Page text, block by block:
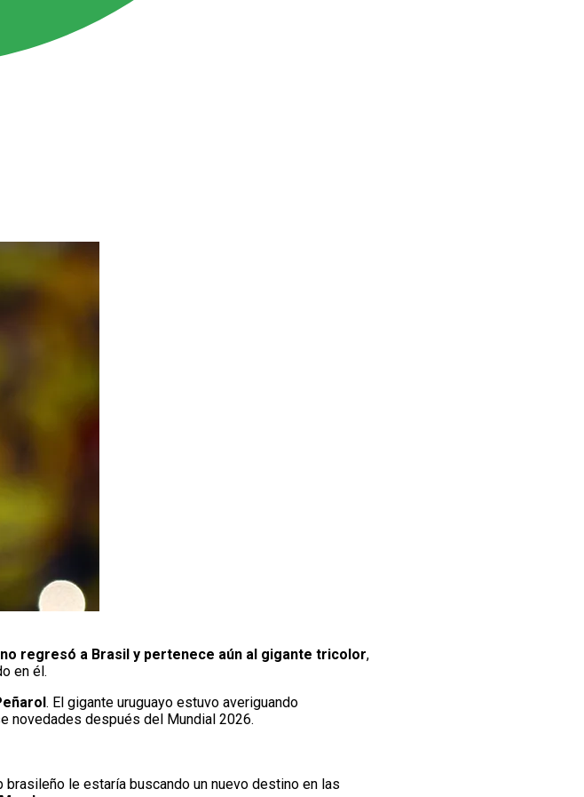
regresó a Brasil y pertenece aún al gigante tricolor,
en él.
. El gigante uruguayo estuvo averiguando
novedades después del Mundial 2026.
brasileño le estaría buscando un nuevo destino en las